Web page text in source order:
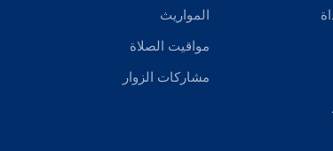
المواريث
مواقيت الصلاة
مشاركات الزوار